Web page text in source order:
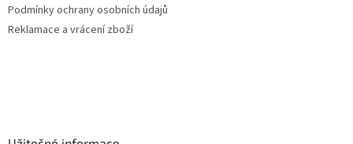
Podmínky ochrany osobních údajů
Reklamace a vrácení zboží